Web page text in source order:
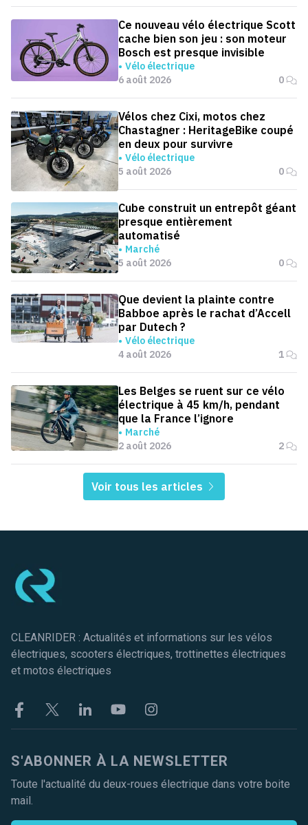
Ce nouveau vélo électrique Scott
cache bien son jeu : son moteur
Bosch est presque invisible
Vélo électrique
6 août 2026
0
Vélos chez Cixi, motos chez
Chastagner : HeritageBike coupé
en deux pour survivre
Vélo électrique
5 août 2026
0
Cube construit un entrepôt géant
presque entièrement
automatisé
Marché
5 août 2026
0
Que devient la plainte contre
Babboe après le rachat d’Accell
par Dutech ?
Vélo électrique
4 août 2026
1
Les Belges se ruent sur ce vélo
électrique à 45 km/h, pendant
que la France l’ignore
Marché
2 août 2026
2
Voir tous les articles
CLEANRIDER : Actualités et informations sur les vélos
électriques, scooters électriques, trottinettes électriques
et motos électriques
FacebookTwitter LinkekinYoutubeInstagram
S'ABONNER À LA NEWSLETTER
Toute l'actualité du deux-roues électrique dans votre boite
mail.